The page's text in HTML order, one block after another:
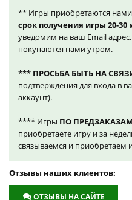
** Игры приобретаются
срок получения игры 20-
уведомим на ваш Email
покупаются нами утром.
*** ПРОСЬБА БЫТЬ НА
подтверждения для входа в
аккаунт).
**** Игры ПО ПРЕДЗАКАЗАМ
приобретаете игру и за
связываемся и приобретаем
Отзывы наших клиентов:
ОТЗЫВЫ НА САЙТЕ